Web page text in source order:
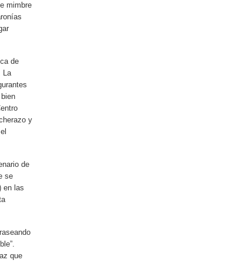
mimbre
de
La
y
de
se
en las
que